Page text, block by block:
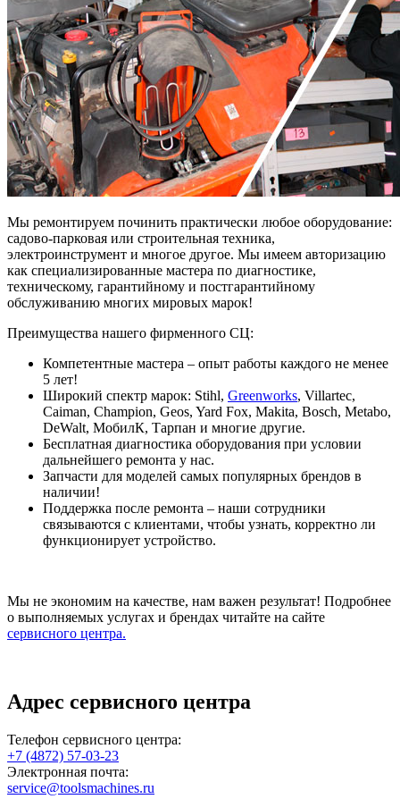
Мы ремонтируем починить практически любое оборудование:
садово-парковая или строительная техника,
электроинструмент и многое другое. Мы имеем авторизацию
как специализированные мастера по диагностике,
техническому, гарантийному и постгарантийному
обслуживанию многих мировых марок!
Преимущества нашего фирменного СЦ:
Компетентные мастера – опыт работы каждого не менее
5 лет!
Широкий спектр марок: Stihl, Greenworks, Villartec,
Caiman, Champion, Geos, Yard Fox, Makita, Bosch, Metabo,
DeWalt, МобилК, Тарпан и многие другие.
Бесплатная диагностика оборудования при условии
дальнейшего ремонта у нас.
Запчасти для моделей самых популярных брендов в
наличии!
Поддержка после ремонта – наши сотрудники
связываются с клиентами, чтобы узнать, корректно ли
функционирует устройство.
Мы не экономим на качестве, нам важен результат! Подробнее
о выполняемых услугах и брендах читайте на сайте
сервисного центра.
Адрес сервисного центра
Телефон сервисного центра:
+7 (4872) 57-03-23
Электронная почта:
service@toolsmachines.ru